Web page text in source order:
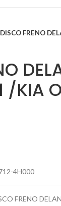
DISCO FRENO
/KIA
4H000
FRENO